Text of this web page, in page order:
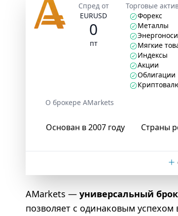
Спред от
EURUSD
0
пт
Торговые
Форекс
Металлы
Мягкие
Индексы
Акции
Облигации
О брокере AMarkets
Основан в 2007 году Страны
AMarkets — универсальный
позволяет с одинаковым